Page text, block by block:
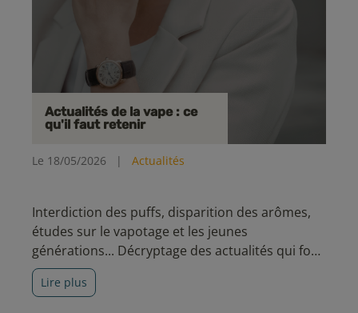
Actualités de la vape : ce
qu'il faut retenir
Le 18/05/2026 | Actualités
Interdiction des puffs, disparition des arômes,
études sur le vapotage et les jeunes
générations... Décryptage des actualités qui font
parler du vapotage en ce moment.
Lire plus